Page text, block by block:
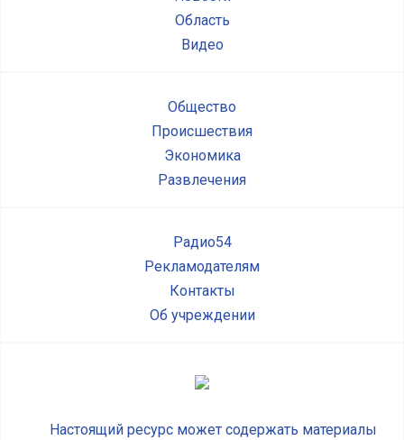
Область
Видео
Общество
Происшествия
Экономика
Развлечения
Радио54
Рекламодателям
Контакты
Об учреждении
Настоящий ресурс может содержать материалы